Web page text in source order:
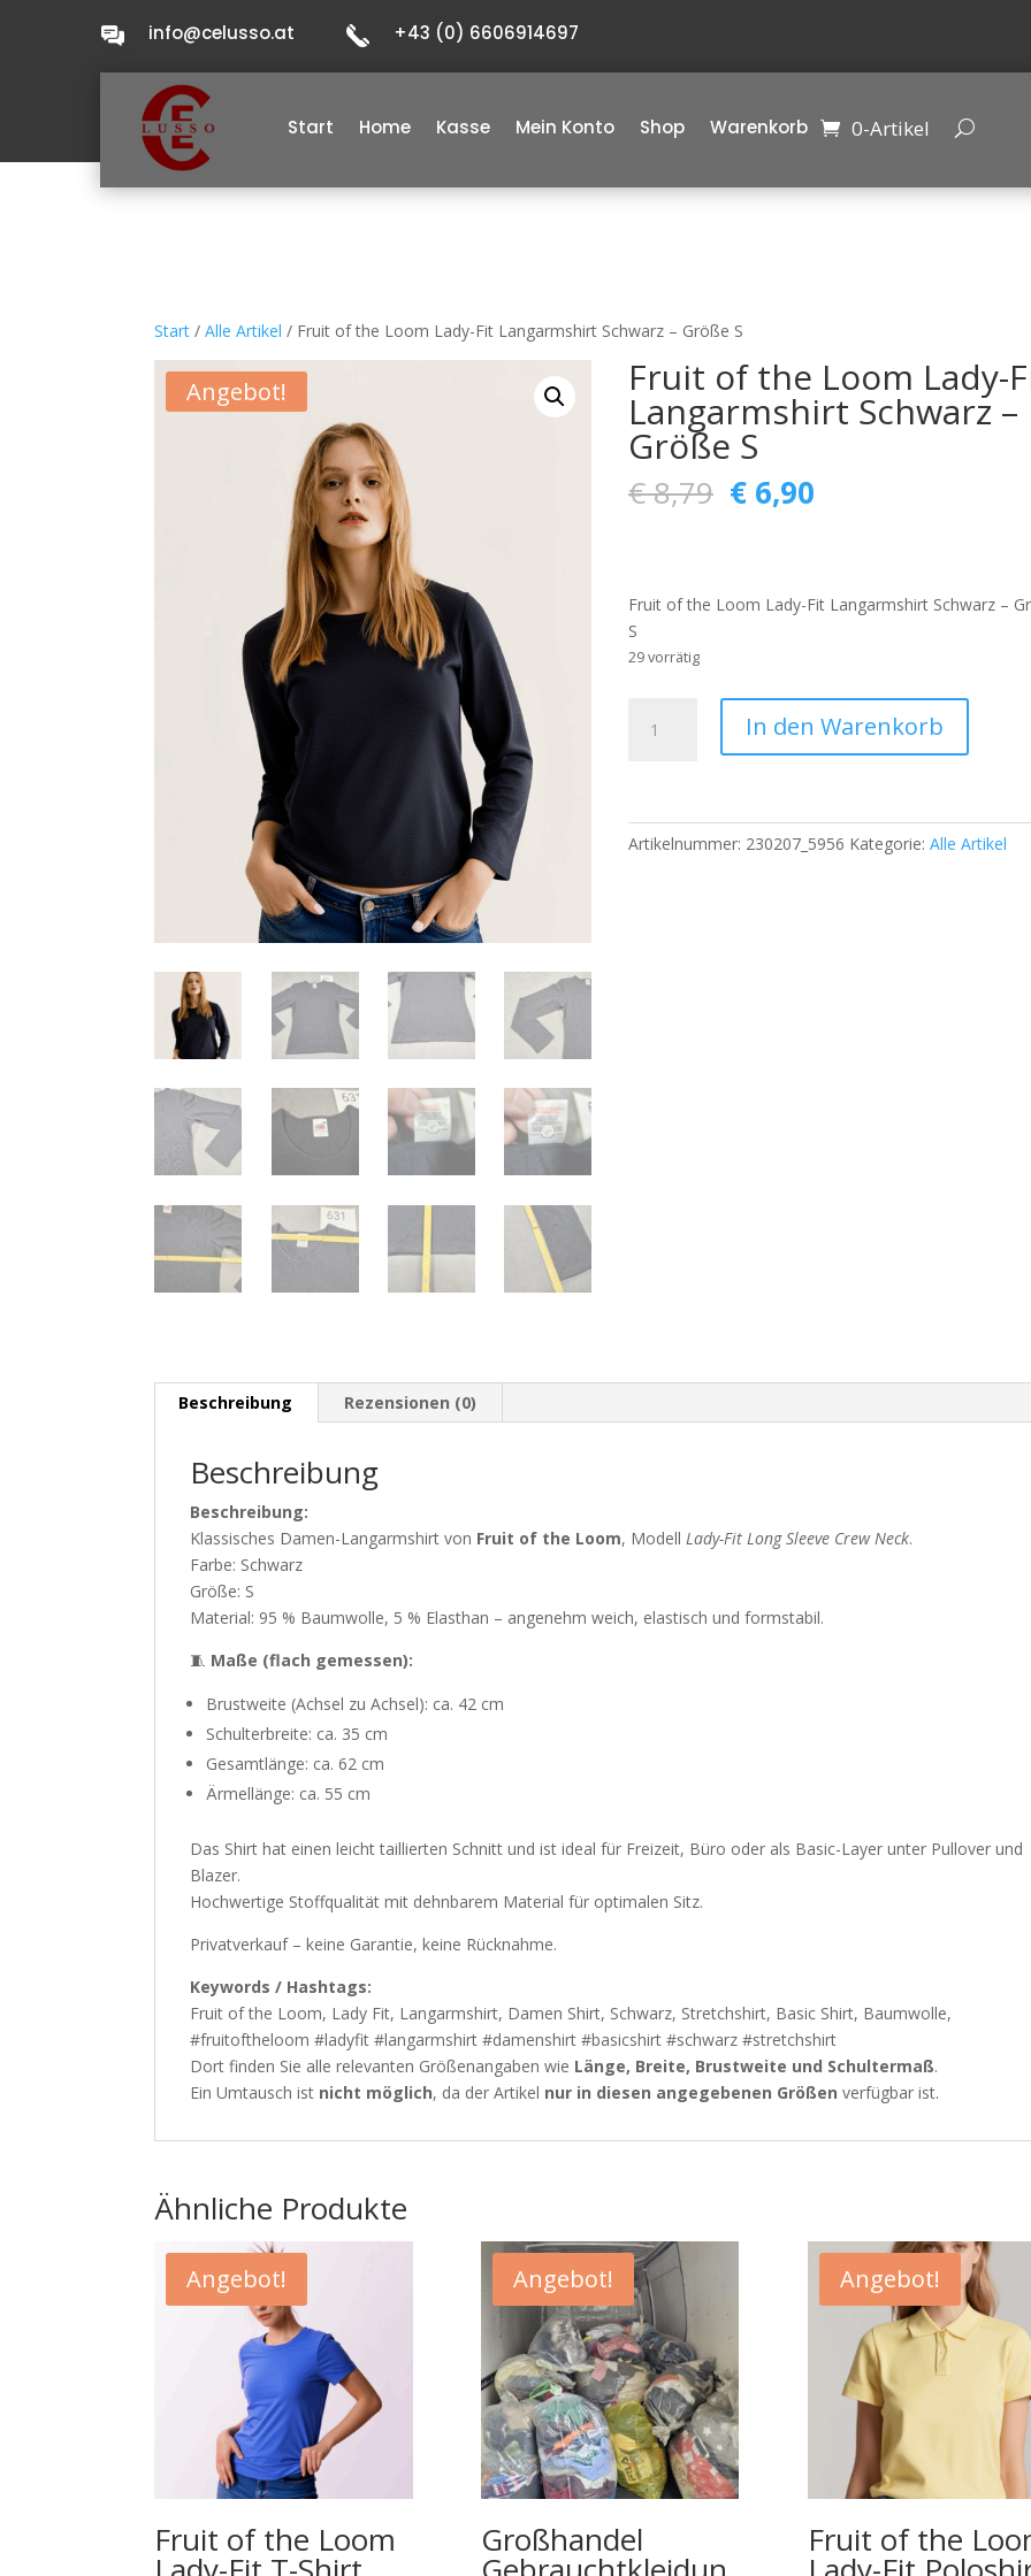
info@celusso.at +43 (0) 6606914697
Start Home Kasse Mein Konto Shop Warenkorb 0-Artikel
Start /Alle Artikel / Fruit of the Loom Lady-Fit Langarmshirt Schwarz – Größe S
Angebot! Fruit of the Loom Lady-
Langarmshirt Schwarz –
Größe S
€8,79 Ursprünglicher
Preis
€ 6,90
Fruit of the Loom Lady-Fit Langarmshirt Schwarz –
S
29 vorrätig
Fit
In den Warenkorb
Artikelnummer: 230207_5956 Kategorie:Alle Artikel
Beschreibung Rezensionen (0)
Beschreibung
Beschreibung:
Klassisches Damen-Langarmshirt von Fruit of the Loom, ModellLady-Fit Long Sleeve Crew Neck.
Farbe: Schwarz
Größe: S
Material: 95 % Baumwolle, 5 % Elasthan – angenehm weich, elastisch und formstabil.
🧵 Maße (flach gemessen):
Brustweite (Achsel zu Achsel): ca. 42 cm
Schulterbreite: ca. 35 cm
Gesamtlänge: ca. 62 cm
Ärmellänge: ca. 55 cm
Das Shirt hat einen leicht taillierten Schnitt und ist ideal für Freizeit, Büro oder als Basic-Layer unter Pullover und
Blazer.
Hochwertige Stoffqualität mit dehnbarem Material für optimalen Sitz.
Privatverkauf – keine Garantie, keine Rücknahme.
Keywords / Hashtags:
Fruit of the Loom, Lady Fit, Langarmshirt, Damen Shirt, Schwarz, Stretchshirt, Basic Shirt, Baumwolle,
#fruitoftheloom #ladyfit #langarmshirt #damenshirt #basicshirt #schwarz #stretchshirt
Dort finden Sie alle relevanten Größenangaben wie Länge, Breite, Brustweite und Schultermaß.
Ein Umtausch ist nicht möglich, da der Artikel nur in diesen angegebenen Größen verfügbar ist.
Ähnliche Produkte
Angebot!
Fruit of the Loom
Angebot!
Großhandel
Angebot!
Fruit of the